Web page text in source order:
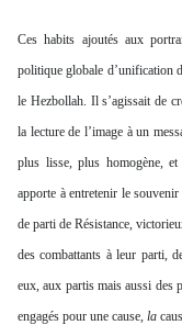
Ces habits ajoutés aux
politique globale d’unification
le Hezbollah. Il s’agissait de
la lecture de l’image à un
plus lisse, plus homogène,
apporte à entretenir le
de parti de Résistance,
des combattants à leur parti,
eux, aux partis mais aussi des
engagés pour une cause, la